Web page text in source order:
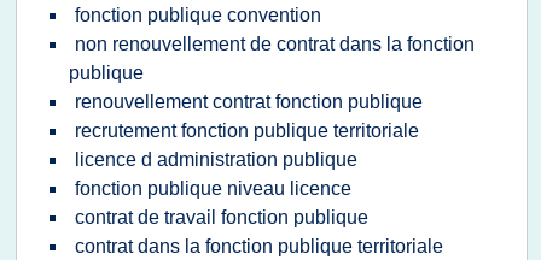
fonction publique convention
non renouvellement de contrat dans la fonction
publique
renouvellement contrat fonction publique
recrutement fonction publique territoriale
licence d administration publique
fonction publique niveau licence
contrat de travail fonction publique
contrat dans la fonction publique territoriale